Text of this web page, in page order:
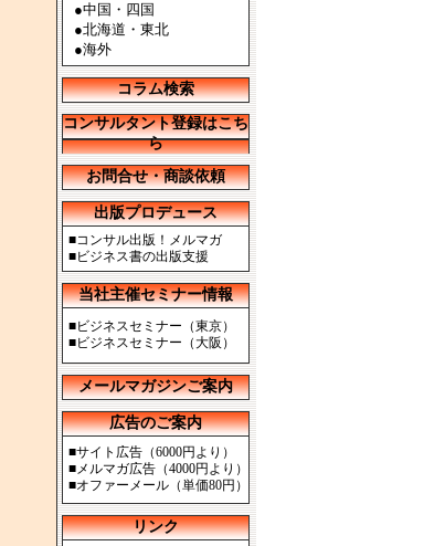
●中国・四国
●北海道・東北
●海外
コラム検索
コンサルタント登録はこち
ら
お問合せ・商談依頼
出版プロデュース
■コンサル出版！メルマガ
■ビジネス書の出版支援
当社主催セミナー情報
■ビジネスセミナー（東京）
■ビジネスセミナー（大阪）
メールマガジンご案内
広告のご案内
■サイト広告（6000円より）
■メルマガ広告（4000円より）
■オファーメール（単価80円）
リンク